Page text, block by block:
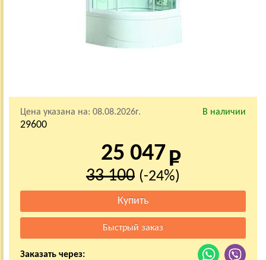
Цена указана на: 08.08.2026г. В наличии
29600
25 047
33 100 (-24%)
Заказать через: